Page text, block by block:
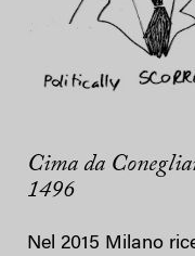
Cima da
1496
Nel 2015 Milano